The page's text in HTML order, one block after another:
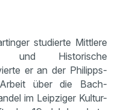
studierte Mittlere
und Historische
er an der Philipps-
über die Bach-
im Leipziger Kultur-